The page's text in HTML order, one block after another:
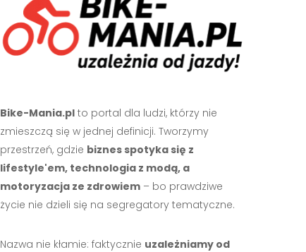
Bike-Mania.plto portal dla ludzi, którzy nie
zmieszczą się w jednej definicji. Tworzymy
przestrzeń, gdzie biznes spotyka się z
lifestyle'em, technologia z modą, a
motoryzacja ze zdrowiem– bo prawdziwe
życie nie dzieli się na segregatory tematyczne.
Nazwa nie kłamie: faktycznie uzależniamy od